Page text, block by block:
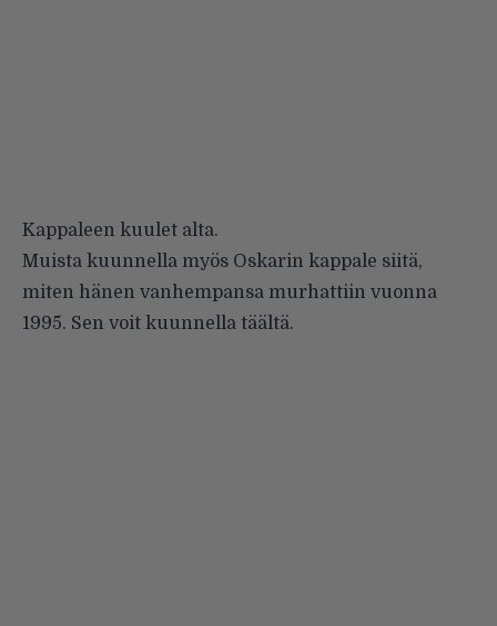
Kappaleen kuulet alta.
Muista kuunnella myös Oskarin kappale siitä,
miten hänen vanhempansa murhattiin vuonna
1995. Sen voit kuunnella täältä.